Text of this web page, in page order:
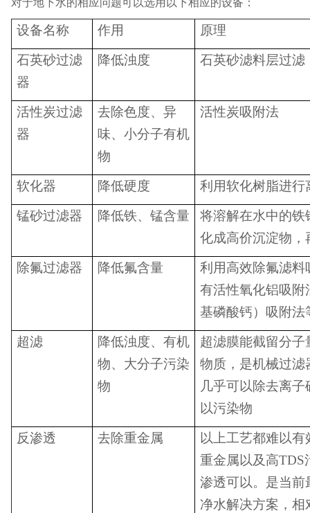
对于地下水的相应问题可以选用以下相应的设备：
设备名称 作用 原理
石英砂过滤
器
降低浊度 石英砂滤料层过滤
活性炭过滤
器
去除色度、异
味、小分子有机
物
活性炭吸附法
软化器 降低硬度 利用软化树脂进行
锰砂过滤器 降低铁、锰含量
将溶解在水中的铁
化成高价沉淀物，
除氟过滤器 降低氟含量
利用高效除氟滤料
有活性氧化铝吸附
基磷酸钙）吸附法
超滤
降低浊度、有机
物、大分子污染
物
超滤膜能截留分子
物质，是机械过滤
几乎可以除去离
以污染物
反渗透 去除重金属
以上工艺都难以
重金属以及高TDS
渗透可以。是当前
净水解决方案，相